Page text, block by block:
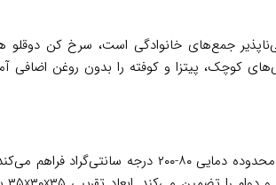
کوچک، پیتزا و کوفته را بدون روغن